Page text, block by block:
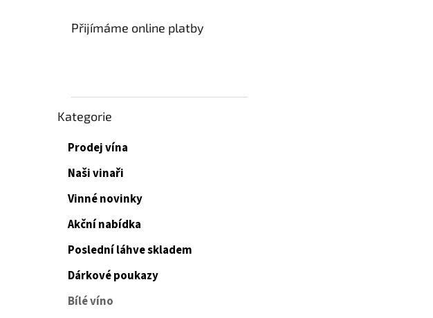
Přijímáme online platby
Přeskočit
Kategorie
Prodej vína
Naši vinaři
Vinné novinky
Akční nabídka
Poslední láhve skladem
Dárkové poukazy
Bílé víno